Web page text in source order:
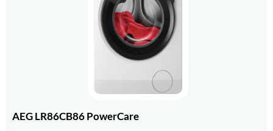
AEG LR86CB86 PowerCare